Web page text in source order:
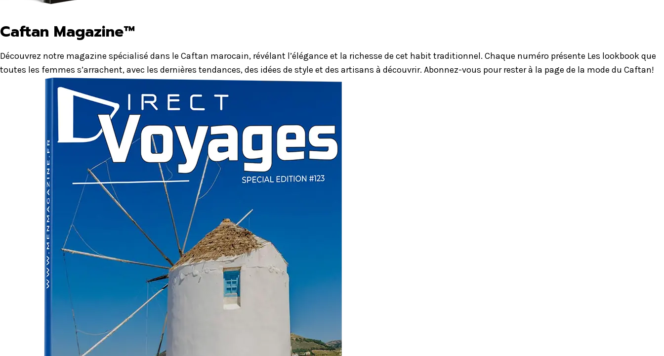
Caftan Magazine™
Découvrez notre magazine spécialisé dans le Caftan marocain, révélant l’élégance et la richesse de cet habit traditionnel. Chaque numéro présente Les lookbook que
toutes les femmes s’arrachent, avec les dernières tendances, des idées de style et des artisans à découvrir. Abonnez-vous pour rester à la page de la mode du Caftan!